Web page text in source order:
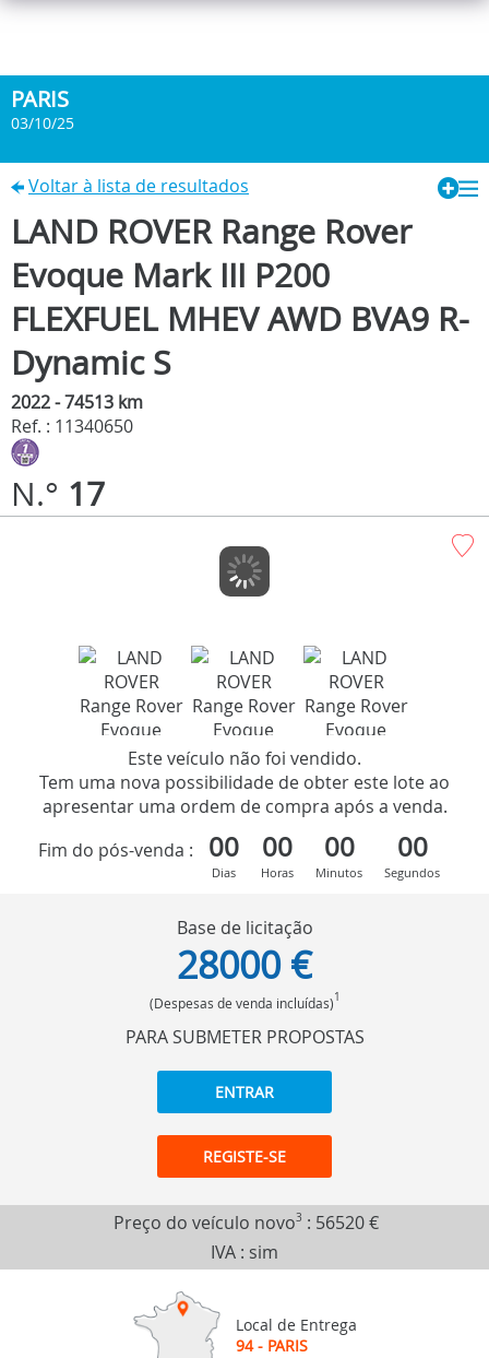
PARIS
03/10/25
Voltar à lista de resultados
LAND ROVER Range Rover
Evoque Mark III P200
FLEXFUEL MHEV AWD BVA9 R-
Dynamic S
2022 - 74513 km
Ref. : 11340650
N.° 17
Este veículo não foi vendido.
Tem uma nova possibilidade de obter este lote ao
apresentar uma ordem de compra após a venda.
Fim do pós-venda :
00
Dias
00
Horas
00
Minutos
00
Segundos
Base de licitação
28000 €
(Despesas de venda incluídas)1
PARA SUBMETER PROPOSTAS
ENTRAR
REGISTE-SE
Preço do veículo novo3 : 56520 €
IVA : sim
Local de Entrega
94 - PARIS